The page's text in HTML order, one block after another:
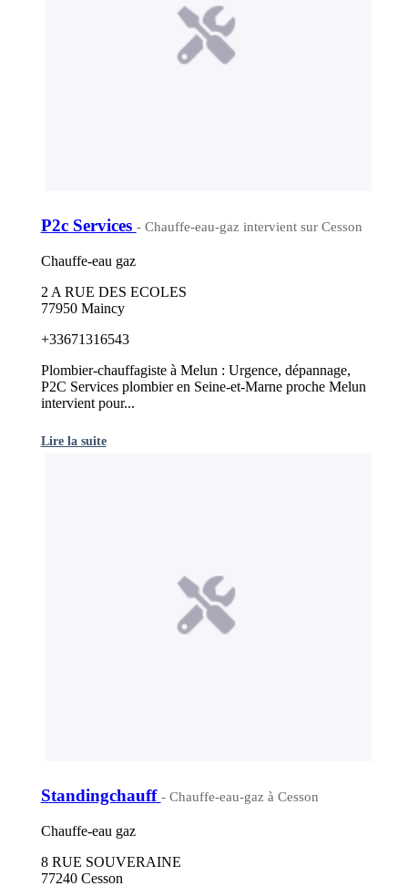
P2c Services - Chauffe-eau-gaz intervient sur Cesson
Chauffe-eau gaz
2 A RUE DES ECOLES
77950 Maincy
+33671316543
Plombier-chauffagiste à Melun : Urgence, dépannage,
P2C Services plombier en Seine-et-Marne proche Melun
intervient pour...
Lire la suite
Standingchauff - Chauffe-eau-gaz à Cesson
Chauffe-eau gaz
8 RUE SOUVERAINE
77240 Cesson